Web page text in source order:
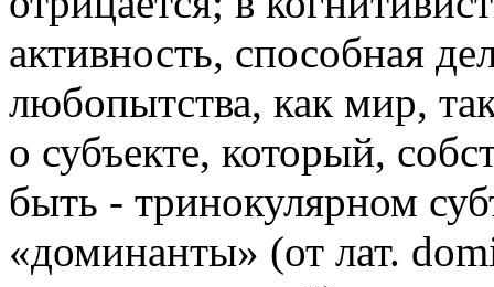
активность, способная
любопытства, как мир,
о субъекте, который,
быть - тринокулярном
«доминанты» (от лат.